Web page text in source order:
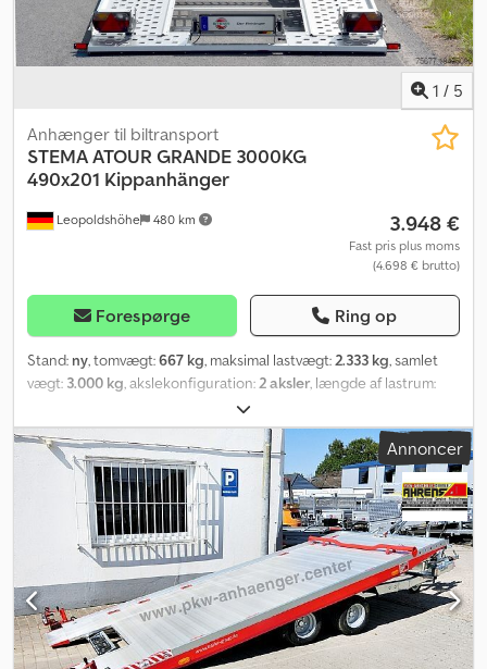
med kuglekobling | Automatisk støttehjul | Bakautomatik Djdpjq T
R Smjfx Akzock Elektrisk - 12 volt | 13-polet stik |
Sidemarkeringslygter | Positionslygter Ønsker du at købe denne
trailer eller har yderligere spørgsmål om trailere, så benyt venligst
1 / 5
Leopoldshöhe 480 km
Anhænger til biltransport
STEMAATOUR GRANDE 3000KG
490x201 Kippanhänger
3.948 €
Fast pris plus moms
(4.698 € brutto)
Forespørge Ring op
Stand: ny, tomvægt:667 kg, maksimal lastvægt:2.333 kg, samlet
vægt: 3.000 kg, akslekonfiguration:2 aksler, længde af lastrum:
2.010 mm
vejbeliggenhed takket være testbanegodkendt chassis med
STEMA sikkerheds-V-trækstang Djdpfx Aowwmy Eekzeck kobling
med kuglehoved og sikkerhedsindikator delvist varmgalvaniseret
skruet-svejset chassis Hydraulik (tip- og sænkefunktion)
tipplatform varmgalvaniseret, mekanisk tippes via to
støddæmpere Ladeflade og bund varmgalvaniserede løbeskinner
Lysudstyr moderne multifunktionsbelysning med baklys med
tåge-baglygte op til 3 sidemarkeringslygter pr. side 13-polet stik,
EU-udstyr Hjul og aksler robust gummifjederaksel
vedligeholdelsesfri kompakt hjulleje stabile zink-skærme
stopklodser inkl. holder monteret Diverse inklusiv spilstander
Annoncer